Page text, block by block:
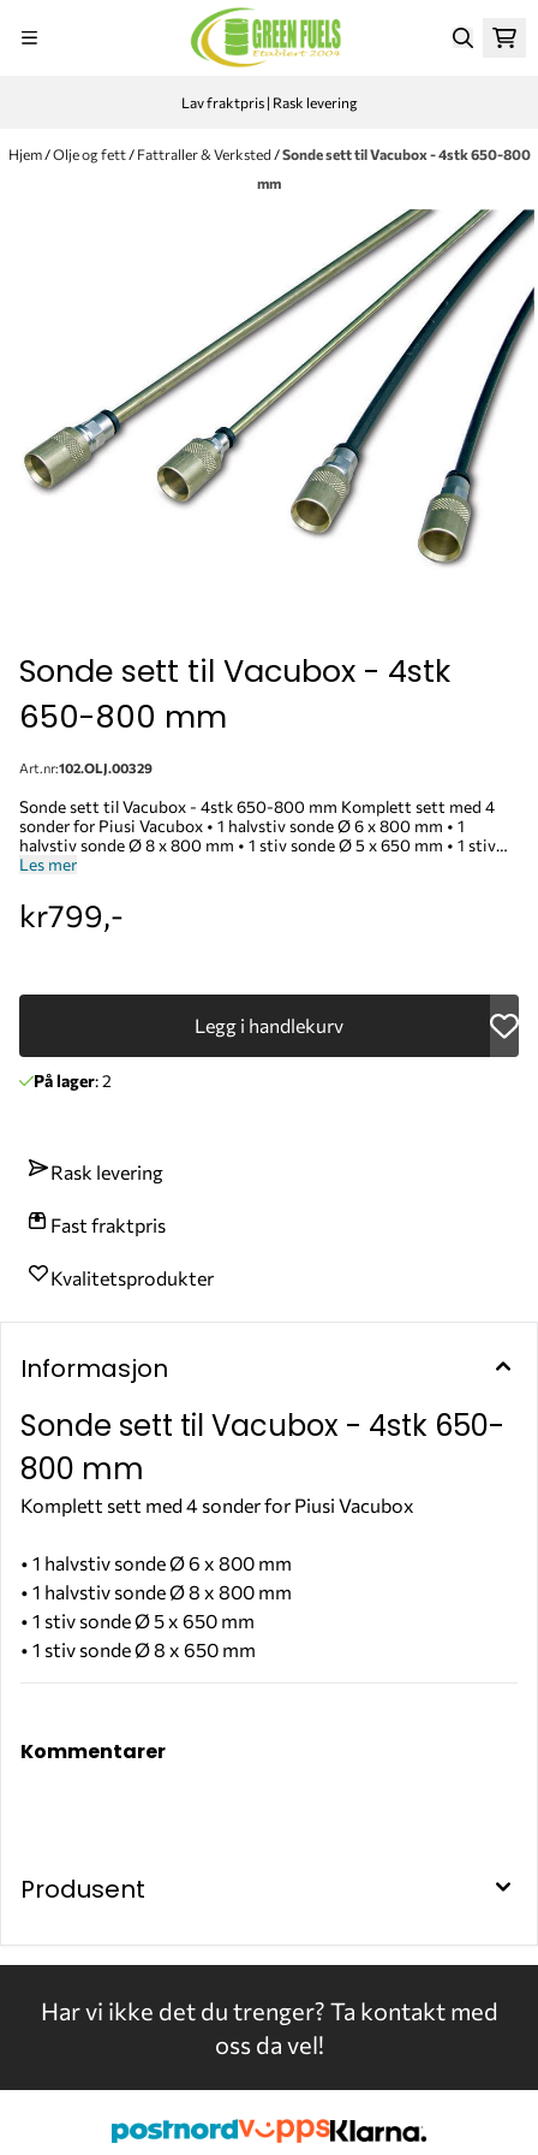
Lav fraktpris | Rask levering
Hjem /Olje og fett / Fattraller & Verksted /Sonde sett til Vacubox - 4stk 650-800
mm
Sonde sett til Vacubox - 4stk
650-800 mm
Art.nr:102.OLJ.00329
Sonde sett til Vacubox - 4stk 650-800 mm Komplett sett med 4
sonder for Piusi Vacubox • 1 halvstiv sonde Ø 6 x 800 mm • 1
halvstiv sonde Ø 8 x 800 mm • 1 stiv sonde Ø 5 x 650 mm • 1 stiv
Les mer
kr799,-
Legg i handlekurv
På lager: 2
Rask levering
Fast fraktpris
Kvalitetsprodukter
Informasjon
Sonde sett til Vacubox - 4stk 650-
800 mm
Komplett sett med 4 sonder for Piusi Vacubox
• 1 halvstiv sonde Ø 6 x 800 mm
• 1 halvstiv sonde Ø 8 x 800 mm
• 1 stiv sonde Ø 5 x 650 mm
• 1 stiv sonde Ø 8 x 650 mm
Kommentarer
Produsent
Har vi ikke det du trenger? Ta kontakt med
oss da vel!